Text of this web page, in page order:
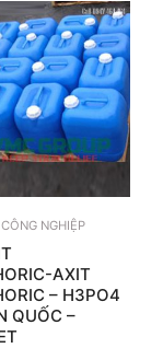
NGHIỆP
AXIT
– H3PO4
QUỐC –